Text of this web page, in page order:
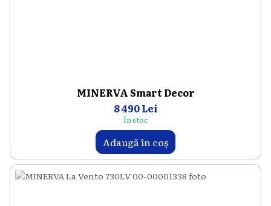
MINERVA Smart Decor
8 490 Lei
În stoc
Adaugă în coș